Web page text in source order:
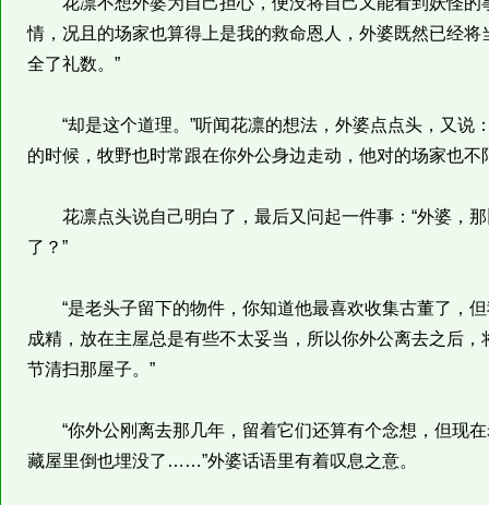
情，况且的场家也算得上是我的救命恩人，外婆既然已经
全了礼数。”
“却是这个道理。”听闻花凛的想法，外婆点点头，又说
的时候，牧野也时常跟在你外公身边走动，他对的场家也不
花凛点头说自己明白了，最后又问起一件事：“外婆，那
了？”
“是老头子留下的物件，你知道他最喜欢收集古董了，但
成精，放在主屋总是有些不太妥当，所以你外公离去之后
节清扫那屋子。”
“你外公刚离去那几年，留着它们还算有个念想，但现在
藏屋里倒也埋没了……”外婆话语里有着叹息之意。